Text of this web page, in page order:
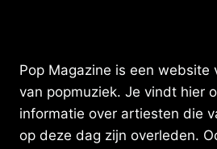
Pop Magazine is een website
van popmuziek. Je vindt hier
informatie over artiesten die
op deze dag zijn overleden.